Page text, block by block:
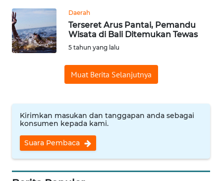
Daerah
Terseret Arus Pantai, Pemandu
Wisata di Bali Ditemukan Tewas
5 tahun yang lalu
Muat Berita Selanjutnya
Kirimkan masukan dan tanggapan anda sebagai
konsumen kepada kami.
Suara Pembaca
SUMBAR
BENGKULU
LAMPUNG
JATENG